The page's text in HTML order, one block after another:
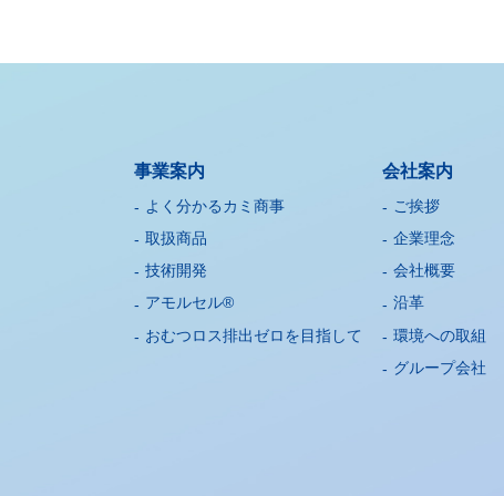
事業案内
よく分かるカミ商事
取扱商品
技術開発
アモルセル®
おむつロス排出ゼロを目指して
会社案内
ご挨拶
企業理念
会社概要
沿革
環境への取組
グループ会社